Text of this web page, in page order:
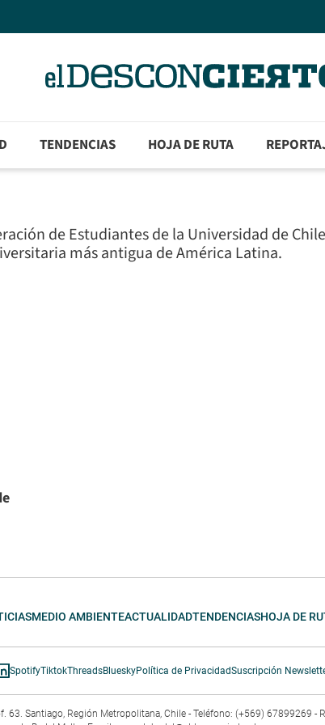
TENDENCIAS HOJA DE RUTA
de Estudiantes de la Universidad de
más antigua de América Latina.
MEDIO AMBIENTEACTUALIDADTENDENCIASHOJA DE
SpotifyTiktokThreadsBlueskyPolítica de PrivacidadSuscripción
Santiago, Región Metropolitana, Chile - Teléfono: (+569) 67899269 -